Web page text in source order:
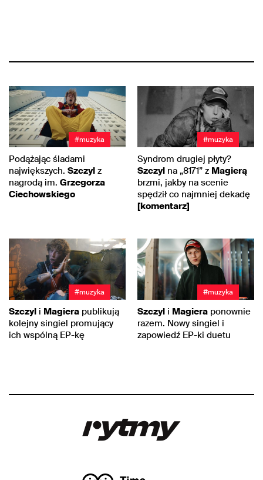
#muzyka
Podążając śladami
największych. Szczyl z
nagrodą im. Grzegorza
Ciechowskiego
#muzyka
Syndrom drugiej płyty?
Szczyl na „8171” z Magierą
brzmi, jakby na scenie
spędził co najmniej dekadę
[komentarz]
#muzyka
Szczyl i Magiera publikują
kolejny singiel promujący
ich wspólną EP-kę
#muzyka
Szczyl i Magiera ponownie
razem. Nowy singiel i
zapowiedź EP-ki duetu